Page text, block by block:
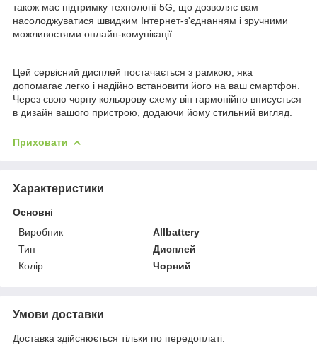
також має підтримку технології 5G, що дозволяє вам
насолоджуватися швидким Інтернет-з'єднанням і зручними
можливостями онлайн-комунікації.
Цей сервісний дисплей постачається з рамкою, яка
допомагає легко і надійно встановити його на ваш смартфон.
Через свою чорну кольорову схему він гармонійно вписується
в дизайн вашого пристрою, додаючи йому стильний вигляд.
Приховати
Характеристики
Основні
Виробник
Allbattery
Тип
Дисплей
Колір
Чорний
Умови доставки
Доставка здійснюється тільки по передоплаті.